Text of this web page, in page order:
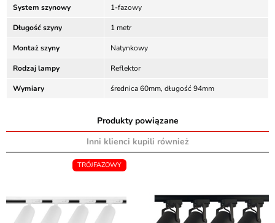
System szynowy 1-fazowy
Długość szyny 1 metr
Montaż szyny Natynkowy
Rodzaj lampy Reflektor
Wymiary średnica 60mm, długość 94mm
Produkty powiązane
Inni klienci kupili również
TRÓJFAZOWY